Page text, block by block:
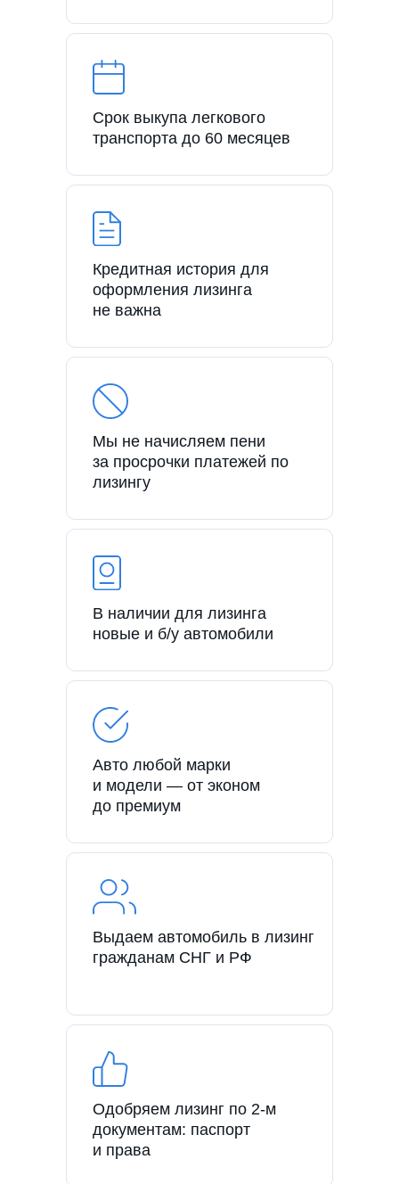
Срок выкупа легкового
транспорта до 60 месяцев
Кредитная история для
оформления лизинга
не важна
Мы не начисляем пени
за просрочки платежей по
лизингу
В наличии для лизинга
новые и б/у автомобили
Авто любой марки
и модели — от эконом
до премиум
Выдаем автомобиль в лизинг
гражданам СНГ и РФ
Одобряем лизинг по 2-м
документам: паспорт
и права